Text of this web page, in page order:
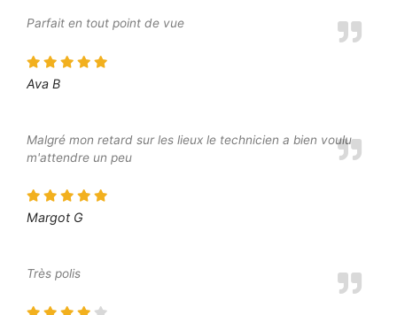
Parfait en tout point de vue
Ava B
Malgré mon retard sur les lieux le technicien a bien voulu
m'attendre un peu
Margot G
Très polis